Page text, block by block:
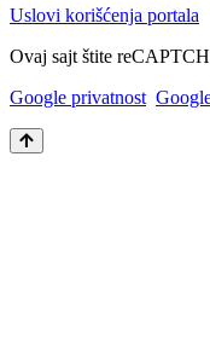
Uslovi korišćenja portala
Ovaj sajt štite
Google privatnost